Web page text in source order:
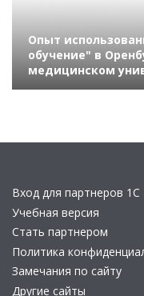
Опыт
обучение" в
медицинском
Вход для партнеров 1С
Учебная версия
Стать партнером
Политика
Замечания по сайту
Другие сайты